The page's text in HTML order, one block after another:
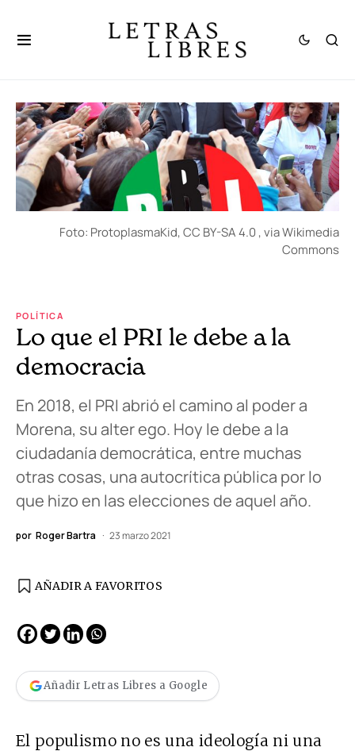
Foto: ProtoplasmaKid, CC BY-SA 4.0 , via Wikimedia
Commons
POLÍTICA
Lo que el PRI le debe a la
democracia
En 2018, el PRI abrió el camino al poder a
Morena, su alter ego. Hoy le debe a la
ciudadanía democrática, entre muchas
otras cosas, una autocrítica pública por lo
que hizo en las elecciones de aquel año.
por Roger Bartra 23 marzo 2021
AÑADIR A FAVORITOS
Añadir Letras Libres a Google
El populismo no es una ideología ni una